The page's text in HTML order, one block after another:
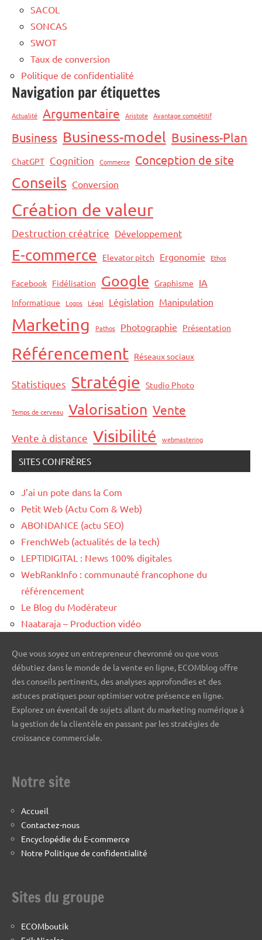
SACOL
SONCAS
SWOT
Taux de conversion
Politique de confidentialité
Navigation par étiquettes
Actualité Argumentaire Aristote Avantage compétitif
Business Business-model Business-Plan
ChatGPT Cognition Commerce Conception de site
Conseils Conversion
Création de valeur
Destruction créatrice Développement
E-commerce Elevator pitch Ergonomie Ethos
Facebook Fidélisation Google Graphisme IA
Informatique Logos Légal Législation Manipulation
Marketing Pathos Photographie Présentation
Référencement Réseaux sociaux
Statistiques Stratégie Studio Photo
Temps de cerveau Valorisation Vente
Vente à distance Visibilité webmastering
SITES CONFRÈRES
J’ai un pote dans la Com
Petit Web (Actu Com & Web)
ABONDANCE (actu SEO)
FrenchWeb (actualités de la tech)
LEPTIDIGITAL : News 100% digitales
WebRankInfo : communauté francophone du
référencement
Le Blog du Modérateur
Naataraja – Production vidéo
Que vous soyez un entrepreneur chevronné ou que vous
débutiez dans le monde de la vente en ligne, ECOMblog offre
des conseils pertinents, des analyses approfondies et des
astuces pratiques pour optimiser votre présence en ligne.
Explorez un éventail de sujets allant du marketing numérique à
la gestion de la clientèle en passant par les stratégies de
croissance commerciale.
Notre site
Accueil
Contactez-nous
Encyclopédie du E-commerce
Notre Politique de confidentialité
Sites du groupe
ECOMboutik